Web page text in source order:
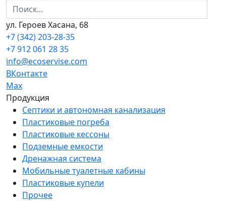
ул. Героев Хасана, 68
+7 (342) 203-28-35
+7 912 061 28 35
info@ecoservise.com
ВКонтакте
Мах
Продукция
Септики и автономная канализация
Пластиковые погреба
Пластиковые кессоны
Подземные емкости
Дренажная система
Мобильные туалетные кабины
Пластиковые купели
Прочее